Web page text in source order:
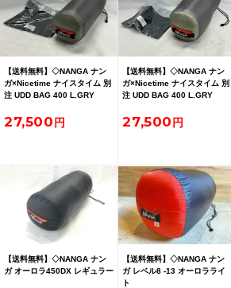
【送料無料】◇NANGA ナン
ガ×Nicetime ナイスタイム 別
注 UDD BAG 400 L.GRY
27,500
【送料無料】◇NANGA ナン
ガ×Nicetime ナイスタイム 別
注 UDD BAG 400 L.GRY
27,500
【送料無料】◇NANGA ナン
ガ オーロラ450DX レギュラー
【送料無料】◇NANGA ナン
ガ レベル8 -13 オーロラライ
ト